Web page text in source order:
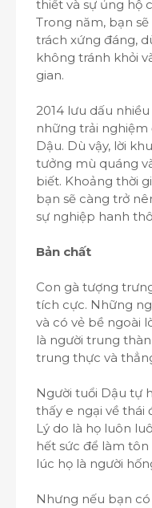
thiết và sự ủng hộ
Trong năm, bạn
trách xứng đáng,
không tránh khỏi
gian.
2014 lưu dấu
những trải nghiệm
Dậu. Dù vậy, lời
tưởng mù quáng
biết. Khoảng thời
bạn sẽ càng trở
sự nghiệp hanh
Bản chất
Con gà tượng
tích cực. Những
và có vẻ bề ngoài
là người trung
trung thực và
Người tuổi Dậu tự
thấy e ngại về thái
Lý do là họ luôn
hết sức để làm
lúc họ là người
Nhưng nếu bạn